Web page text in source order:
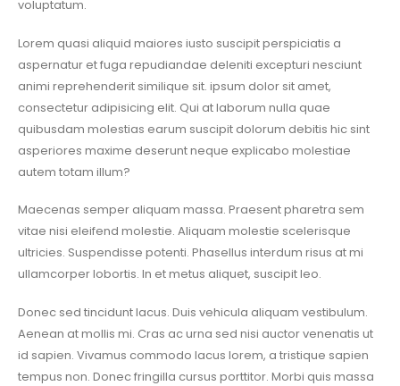
voluptatum.
Lorem quasi aliquid maiores iusto suscipit perspiciatis a
aspernatur et fuga repudiandae deleniti excepturi nesciunt
animi reprehenderit similique sit. ipsum dolor sit amet,
consectetur adipisicing elit. Qui at laborum nulla quae
quibusdam molestias earum suscipit dolorum debitis hic sint
asperiores maxime deserunt neque explicabo molestiae
autem totam illum?
Maecenas semper aliquam massa. Praesent pharetra sem
vitae nisi eleifend molestie. Aliquam molestie scelerisque
ultricies. Suspendisse potenti. Phasellus interdum risus at mi
ullamcorper lobortis. In et metus aliquet, suscipit leo.
Donec sed tincidunt lacus. Duis vehicula aliquam vestibulum.
Aenean at mollis mi. Cras ac urna sed nisi auctor venenatis ut
id sapien. Vivamus commodo lacus lorem, a tristique sapien
tempus non. Donec fringilla cursus porttitor. Morbi quis massa